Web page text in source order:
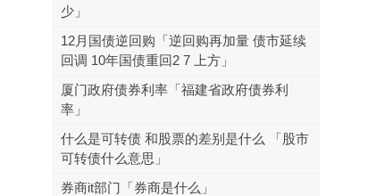
少」
12月国债逆回购「逆回购再加量 债市延续
回调 10年国债重回2 7 上方」
厦门政府债券利率「福建省政府债券利
率」
什么是可转债 和股票的差别是什么 「股市
可转债什么意思」
券商it部门「券商是什么」